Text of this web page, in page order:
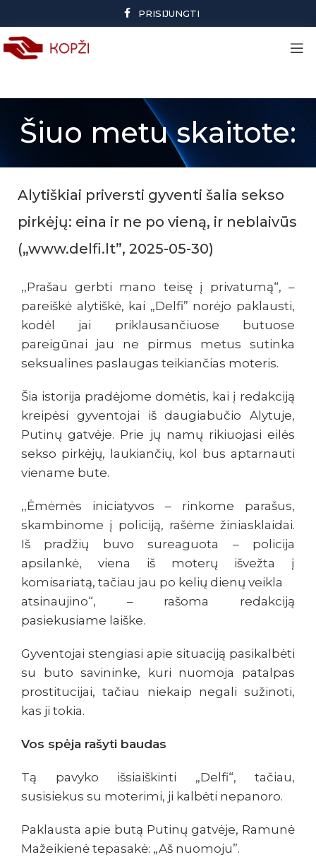
PRISIJUNGTI
Šiuo metu skaitote:
Alytiškiai priversti gyventi šalia sekso
pirkėjų: eina ir ne po vieną, ir neblaivūs
(„www.delfi.lt”, 2025-05-30)
,,Prašau gerbti mano teisę į privatumą“, –
pareiškė alytiškė, kai „Delfi” norėjo paklausti,
kodėl jai priklausančiuose butuose
pareigūnai jau ne pirmus metus sutinka
seksualines paslaugas teikiančias moteris.
Šia istorija pradėjome domėtis, kai į redakciją
kreipėsi gyventojai iš daugiabučio Alytuje,
Putinų gatvėje. Prie jų namų rikiuojasi eilės
sekso pirkėjų, laukiančių, kol bus aptarnauti
viename bute.
,,Ėmėmės iniciatyvos – rinkome parašus,
skambinome į policiją, rašėme žiniasklaidai.
Iš pradžių buvo sureaguota – policija
apsilankė, viena iš moterų išvežta į
komisariatą, tačiau jau po kelių dienų veikla
atsinaujino“, – rašoma redakciją
pasiekusiame laiške.
Gyventojai stengiasi apie situaciją pasikalbėti
su buto savininke, kuri nuomoja patalpas
prostitucijai, tačiau niekaip negali sužinoti,
kas ji tokia.
Vos spėja rašyti baudas
Tą pavyko išsiaiškinti „Delfi“, tačiau,
susisiekus su moterimi, ji kalbėti nepanoro.
Paklausta apie butą Putinų gatvėje, Ramunė
Mažeikienė tepasakė: „Aš nuomoju”.